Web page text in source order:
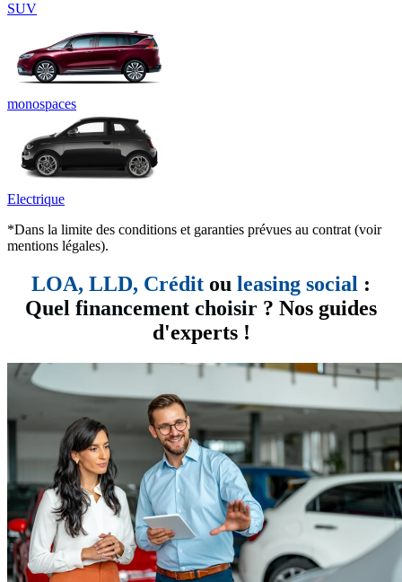
SUV
monospaces
Electrique
*Dans la limite des conditions et garanties prévues au contrat (voir
mentions légales).
LOA, LLD, Crédit ou leasing social :
Quel financement choisir ? Nos guides
d'experts !